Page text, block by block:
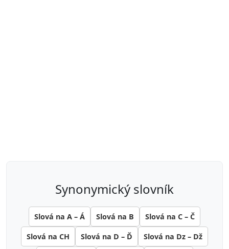
synonymický slovník
Slová na A – Á Slová na B Slová na C – Č
Slová na CH Slová na D – Ď Slová na Dz – Dž